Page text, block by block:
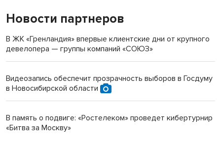
Новости партнеров
В ЖК «Гренландия» впервые клиентские дни от крупного
девелопера — группы компаний «СОЮЗ»
Видеозапись обеспечит прозрачность выборов в Госдуму
в Новосибирской области
В память о подвиге: «Ростелеком» проведет кибертурнир
«Битва за Москву»